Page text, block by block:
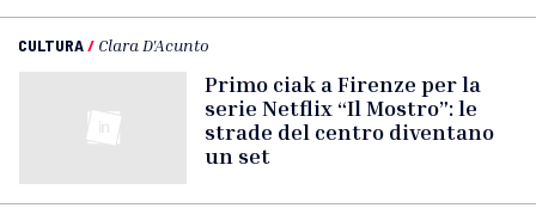
CULTURA/ Clara D'Acunto
Primo ciak a Firenze per la
serie Netflix “Il Mostro”: le
strade del centro diventano
un set